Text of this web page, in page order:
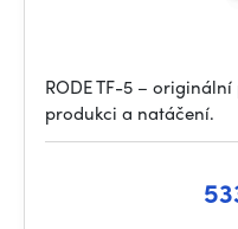
RODE TF-5 –
produkci a natáčení.